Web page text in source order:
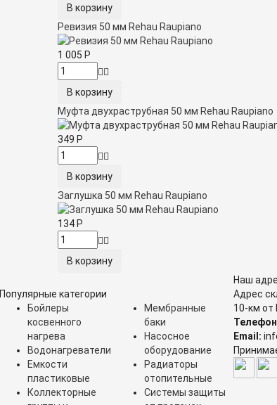
Ревизия 50 мм Rehau Raupiano
1 005 Р
Муфта двухраструбная 50 мм Rehau Raupiano
349 Р
Заглушка 50 мм Rehau Raupiano
134 Р
Популярные категории
Бойлеры
косвенного
нагрева
Водонагреватели
Емкости
пластиковые
Коллекторные
Мембранные
баки
Насосное
оборудование
Радиаторы
отопительные
Системы защиты
Наш
Адрес
10-км
Email: